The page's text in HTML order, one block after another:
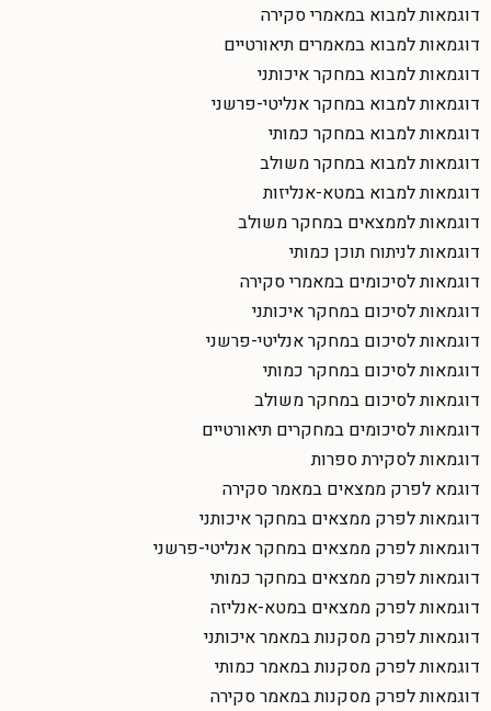
דוגמאות למבוא במאמרי סקירה
דוגמאות למבוא במאמרים תיאורטיים
דוגמאות למבוא במחקר איכותני
דוגמאות למבוא במחקר אנליטי-פרשני
דוגמאות למבוא במחקר כמותי
דוגמאות למבוא במחקר משולב
דוגמאות למבוא במטא-אנליזות
דוגמאות לממצאים במחקר משולב
דוגמאות לניתוח תוכן כמותי
דוגמאות לסיכומים במאמרי סקירה
דוגמאות לסיכום במחקר איכותני
דוגמאות לסיכום במחקר אנליטי-פרשני
דוגמאות לסיכום במחקר כמותי
דוגמאות לסיכום במחקר משולב
דוגמאות לסיכומים במחקרים תיאורטיים
דוגמאות לסקירת ספרות
דוגמא לפרק ממצאים במאמר סקירה
דוגמאות לפרק ממצאים במחקר איכותני
דוגמאות לפרק ממצאים במחקר אנליטי-פרשני
דוגמאות לפרק ממצאים במחקר כמותי
דוגמאות לפרק ממצאים במטא-אנליזה
דוגמאות לפרק מסקנות במאמר איכותני
דוגמאות לפרק מסקנות במאמר כמותי
דוגמאות לפרק מסקנות במאמר סקירה